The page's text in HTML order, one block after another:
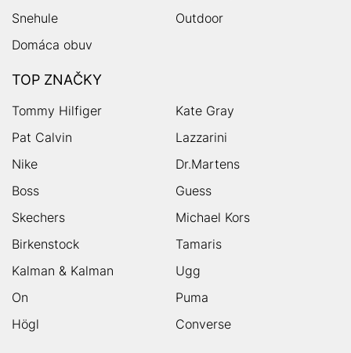
Snehule
Outdoor
Domáca obuv
TOP ZNAČKY
Tommy Hilfiger
Kate Gray
Pat Calvin
Lazzarini
Nike
Dr.Martens
Boss
Guess
Skechers
Michael Kors
Birkenstock
Tamaris
Kalman & Kalman
Ugg
On
Puma
Högl
Converse